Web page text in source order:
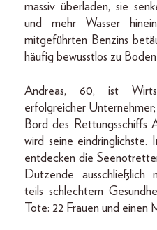
massiv überladen, sie
und mehr Wasser
mitgeführten Benzins
häufig bewusstlos zu Boden
Andreas, 60, ist
erfolgreicher
Bord des Rettungsschiffs
wird seine
entdecken die
Dutzende ausschließlich
teils schlechtem
Tote: 22 Frauen und einen